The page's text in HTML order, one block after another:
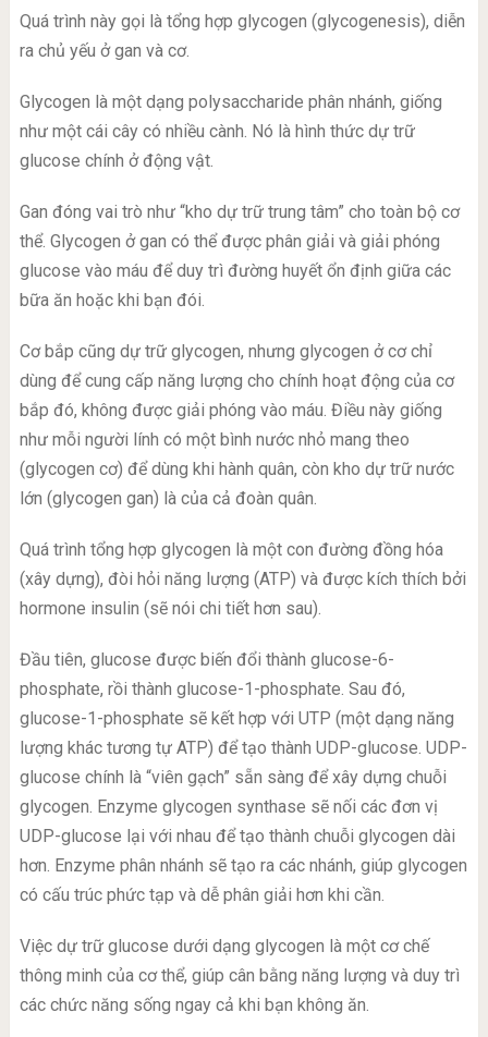
Quá trình này gọi là tổng hợp glycogen (glycogenesis), diễn
ra chủ yếu ở gan và cơ.
Glycogen là một dạng polysaccharide phân nhánh, giống
như một cái cây có nhiều cành. Nó là hình thức dự trữ
glucose chính ở động vật.
Gan đóng vai trò như “kho dự trữ trung tâm” cho toàn bộ cơ
thể. Glycogen ở gan có thể được phân giải và giải phóng
glucose vào máu để duy trì đường huyết ổn định giữa các
bữa ăn hoặc khi bạn đói.
Cơ bắp cũng dự trữ glycogen, nhưng glycogen ở cơ chỉ
dùng để cung cấp năng lượng cho chính hoạt động của cơ
bắp đó, không được giải phóng vào máu. Điều này giống
như mỗi người lính có một bình nước nhỏ mang theo
(glycogen cơ) để dùng khi hành quân, còn kho dự trữ nước
lớn (glycogen gan) là của cả đoàn quân.
Quá trình tổng hợp glycogen là một con đường đồng hóa
(xây dựng), đòi hỏi năng lượng (ATP) và được kích thích bởi
hormone insulin (sẽ nói chi tiết hơn sau).
Đầu tiên, glucose được biến đổi thành glucose-6-
phosphate, rồi thành glucose-1-phosphate. Sau đó,
glucose-1-phosphate sẽ kết hợp với UTP (một dạng năng
lượng khác tương tự ATP) để tạo thành UDP-glucose. UDP-
glucose chính là “viên gạch” sẵn sàng để xây dựng chuỗi
glycogen. Enzyme glycogen synthase sẽ nối các đơn vị
UDP-glucose lại với nhau để tạo thành chuỗi glycogen dài
hơn. Enzyme phân nhánh sẽ tạo ra các nhánh, giúp glycogen
có cấu trúc phức tạp và dễ phân giải hơn khi cần.
Việc dự trữ glucose dưới dạng glycogen là một cơ chế
thông minh của cơ thể, giúp cân bằng năng lượng và duy trì
các chức năng sống ngay cả khi bạn không ăn.